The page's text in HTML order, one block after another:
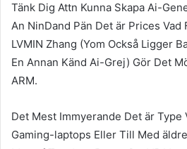
Tänk Dig Attn Kunna Skapa Ai-
An NinDand Pän Det är Prices Vad
LVMIN Zhang (Yom Också Ligger
En Annan Känd Ai-Grej) Gör Det
ARM.
Det Mest Immyerande Det är Type
Gaming-laptops Eller Till Med